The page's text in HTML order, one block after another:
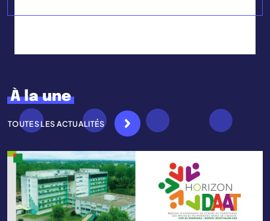
À la une
TOUTES LES ACTUALITÉS